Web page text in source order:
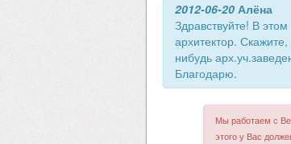
2012-06-20 Алёна
Здравствуйте! В
архитектор.
нибудь
Благодарю.
Мы работаем с
этого у Вас